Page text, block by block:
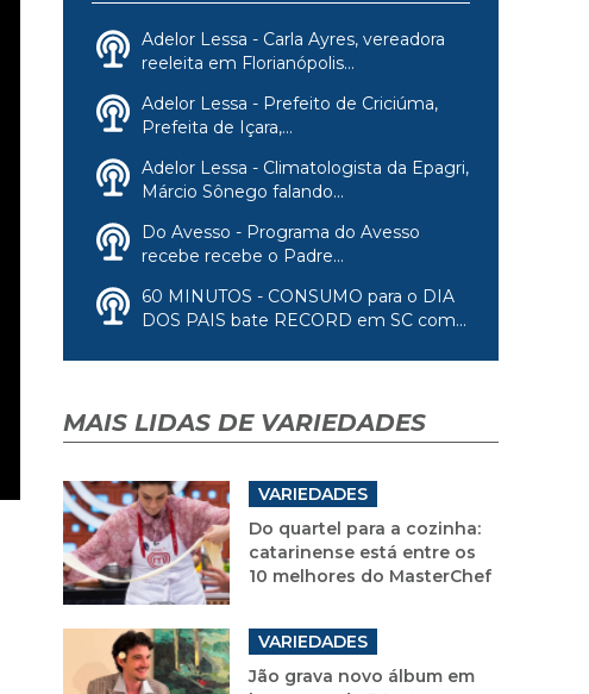
Adelor Lessa - Carla Ayres, vereadora
reeleita em Florianópolis...
Adelor Lessa - Prefeito de Criciúma,
Prefeita de Içara,...
Adelor Lessa - Climatologista da Epagri,
Márcio Sônego falando...
Do Avesso - Programa do Avesso
recebe recebe o Padre...
60 MINUTOS - CONSUMO para o DIA
DOS PAIS bate RECORD em SC com...
MAIS LIDAS DE VARIEDADES
VARIEDADES
Do quartel para a cozinha:
catarinense está entre os
10 melhores do MasterChef
VARIEDADES
Jão grava novo álbum em